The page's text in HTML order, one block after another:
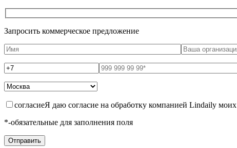
Запросить коммерческое предложение
согласиеЯ даю согласие на обработку компанией Lindaily моих
*-обязательные для заполнения поля